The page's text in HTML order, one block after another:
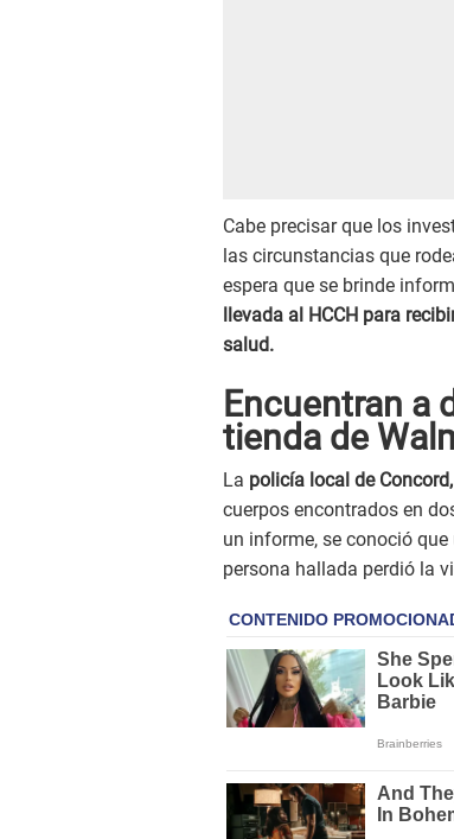
Cabe precisar que los
las circunstancias que
espera que se brinde
llevada al HCCH para
salud.
Encuentran a
tienda de
La policía local de
cuerpos encontrados en
un informe, se conoció
persona hallada perdió la